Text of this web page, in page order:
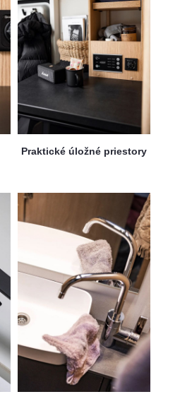
Praktické úložné priestory